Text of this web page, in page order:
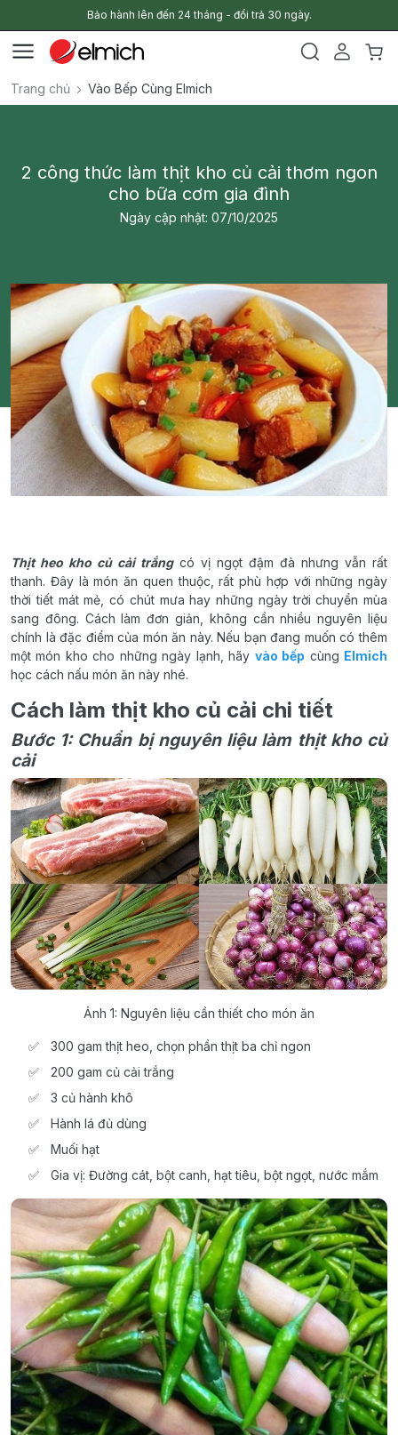
Bảo hành lên đến 24 tháng - đổi trả 30 ngày.
Trang chủ Vào Bếp Cùng Elmich
2 công thức làm thịt kho củ cải thơm ngon
cho bữa cơm gia đình
Ngày cập nhật: 07/10/2025
Thịt heo kho củ cải trắngcó vị ngọt đậm đà nhưng vẫn rất
thanh. Đây là món ăn quen thuộc, rất phù hợp với những ngày
thời tiết mát mẻ, có chút mưa hay những ngày trời chuyển mùa
sang đông. Cách làm đơn giản, không cần nhiều nguyên liệu
chính là đặc điểm của món ăn này. Nếu bạn đang muốn có thêm
một món kho cho những ngày lạnh, hãy vào bếp cùng Elmich
học cách nấu món ăn này nhé.
Cách làm thịt kho củ cải chi tiết
Bước 1: Chuẩn bị nguyên liệu làm thịt kho củ
cải
Ảnh 1: Nguyên liệu cần thiết cho món ăn
300 gam thịt heo, chọn phần thịt ba chỉ ngon
200 gam củ cải trắng
3 củ hành khô
Hành lá đủ dùng
Muối hạt
Gia vị: Đường cát, bột canh, hạt tiêu, bột ngọt, nước mắm